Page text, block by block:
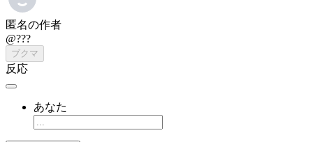
匿名の作者
@???
ブクマ
反応
あなた